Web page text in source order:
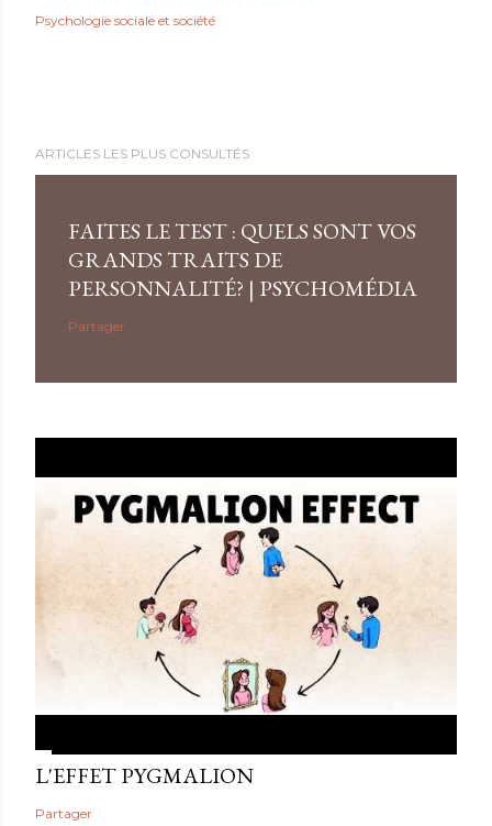
Psychologie sociale et société
ARTICLES LES PLUS CONSULTÉS
FAITES LE TEST : QUELS SONT VOS
GRANDS TRAITS DE
PERSONNALITÉ? | PSYCHOMÉDIA
Partager
L'EFFET PYGMALION
Partager